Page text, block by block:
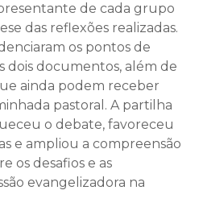
de cada grupo
das reflexões realizadas.
os pontos de
dois documentos, além de
ainda podem receber
pastoral. A partilha
o debate, favoreceu
e ampliou a compreensão
os desafios e as
evangelizadora na